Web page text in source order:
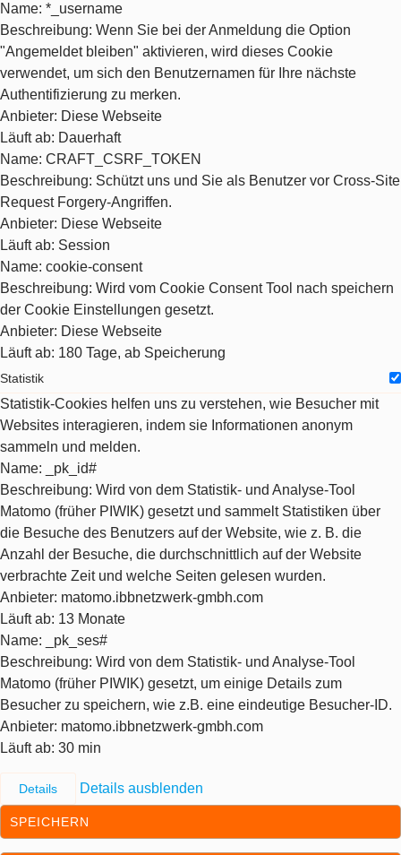
Name: *_username
Beschreibung: Wenn Sie bei der Anmeldung die Option
"Angemeldet bleiben" aktivieren, wird dieses Cookie
verwendet, um sich den Benutzernamen für Ihre nächste
Authentifizierung zu merken.
Anbieter: Diese Webseite
Läuft ab: Dauerhaft
Name: CRAFT_CSRF_TOKEN
Beschreibung: Schützt uns und Sie als Benutzer vor Cross-Site
Request Forgery-Angriffen.
Anbieter: Diese Webseite
Läuft ab: Session
Name: cookie-consent
Beschreibung: Wird vom Cookie Consent Tool nach speichern
der Cookie Einstellungen gesetzt.
Anbieter: Diese Webseite
Läuft ab: 180 Tage, ab Speicherung
Statistik
Statistik-Cookies helfen uns zu verstehen, wie Besucher mit
Websites interagieren, indem sie Informationen anonym
sammeln und melden.
Name: _pk_id#
Beschreibung: Wird von dem Statistik- und Analyse-Tool
Matomo (früher PIWIK) gesetzt und sammelt Statistiken über
die Besuche des Benutzers auf der Website, wie z. B. die
Anzahl der Besuche, die durchschnittlich auf der Website
verbrachte Zeit und welche Seiten gelesen wurden.
Anbieter: matomo.ibbnetzwerk-gmbh.com
Läuft ab: 13 Monate
Name: _pk_ses#
Beschreibung: Wird von dem Statistik- und Analyse-Tool
Matomo (früher PIWIK) gesetzt, um einige Details zum
Besucher zu speichern, wie z.B. eine eindeutige Besucher-ID.
Anbieter: matomo.ibbnetzwerk-gmbh.com
Läuft ab: 30 min
Details Details ausblenden
SPEICHERN